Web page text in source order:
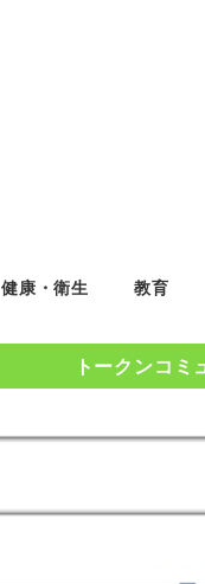
健康・衛生 教育
トークンコ